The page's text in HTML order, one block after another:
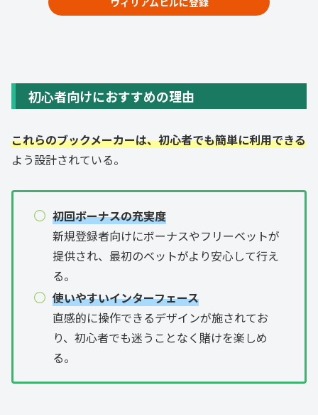
初心者向けにおすすめの理由
これらのブックメーカーは、初心者でも簡単に利用できる
よう設計されている。
初回ボーナスの充実度
新規登録者向けにボーナスやフリーベットが
提供され、最初のベットがより安心して行え
る。
使いやすいインターフェース
直感的に操作できるデザインが施されてお
り、初心者でも迷うことなく賭けを楽しめ
る。